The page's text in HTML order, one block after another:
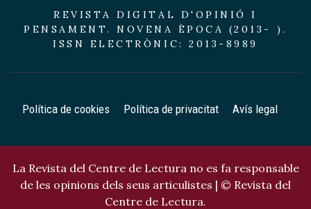
REVISTA DIGITAL D'OPINIÓ I
PENSAMENT. NOVENA ÈPOCA (2013- ).
ISSN ELECTRÒNIC: 2013-8989
Política de cookies Política de privacitat Avís legal
La Revista del Centre de Lectura no es fa responsable
de les opinions dels seus articulistes | © Revista del
Centre de Lectura.